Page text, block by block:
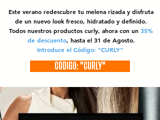
Este verano redescubre tu melena rizada y disfruta
de un nuevo look fresco, hidratado y definido.
Todos nuestros productos curly, ahora con un 35%
de descuento, hasta el 31 de Agosto.
Introduce el Código: "CURLY"
CÓDIGO: "CURLY"